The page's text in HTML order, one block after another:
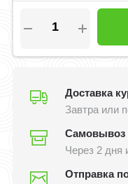
Доставка
Завтра или
Самовывоз
Через 2 дня
Отправка